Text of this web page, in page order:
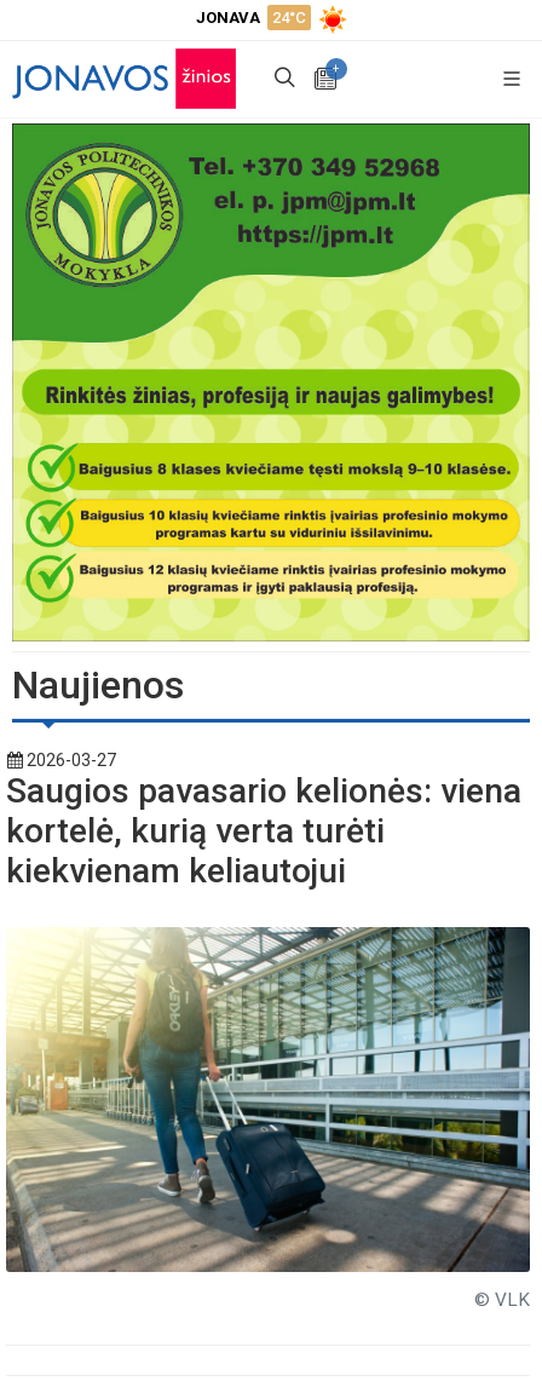
JONAVA 24°C
+
Naujienos
2026-03-27
Saugios pavasario kelionės: viena
kortelė, kurią verta turėti
kiekvienam keliautojui
© VLK